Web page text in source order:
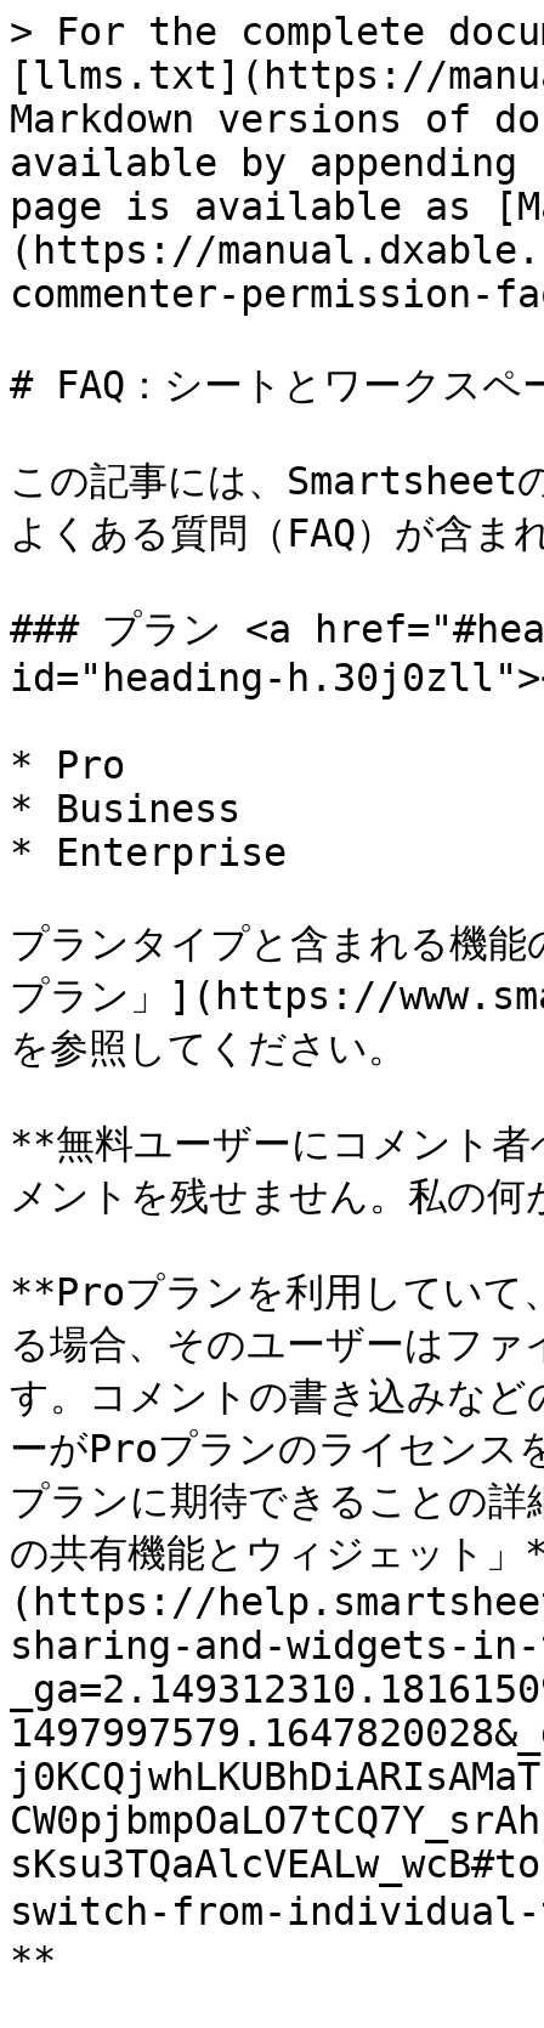
> For the complete
[llms.txt](https://
Markdown versions of
available by
page is available as
(https://
commenter-permission-
# FAQ：シートとワークスペ
この記事には、Smartsheet
よくある質問（FAQ）が含ま
### プラン <a
id="heading-
* Pro
* Business
* Enterprise
プランタイプと含まれる機
プラン」](https://
を参照してください。
**無料ユーザーにコメント
メントを残せません。私の
**Proプランを利用していて
る場合、そのユーザーはフ
す。コメントの書き込みな
ーがProプランのライセンス
プランに期待できることの
の共有機能とウィジェット
(https://
sharing-and-widgets-
switch-from-individual-
**